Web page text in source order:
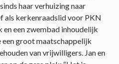
haar verhuizing naar
als kerkenraadslid voor PKN
een zwembad inhoudelijk
een groot maatschappelijk
van vrijwilligers. Jan en